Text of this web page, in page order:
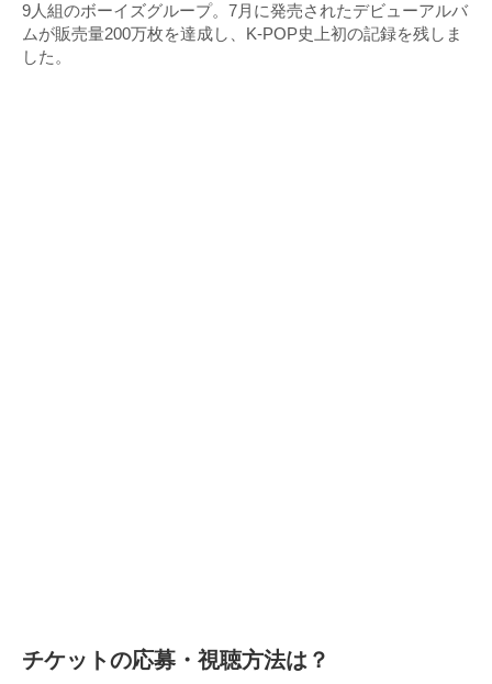
9人組のボーイズグループ。7月に発売されたデビューアルバ
ムが販売量200万枚を達成し、K-POP史上初の記録を残しま
した。
チケットの応募・視聴方法は？